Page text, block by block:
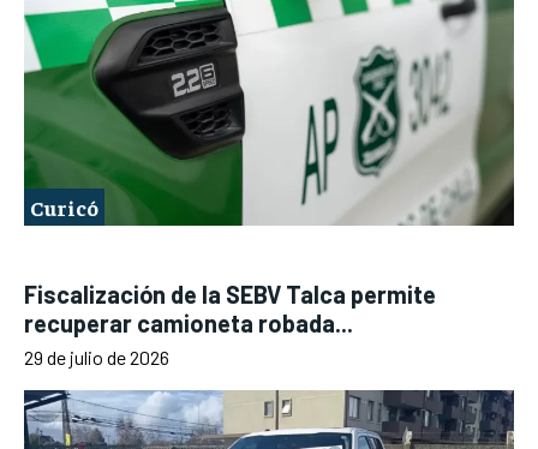
Curicó
Fiscalización de la SEBV Talca permite
recuperar camioneta robada...
29 de julio de 2026